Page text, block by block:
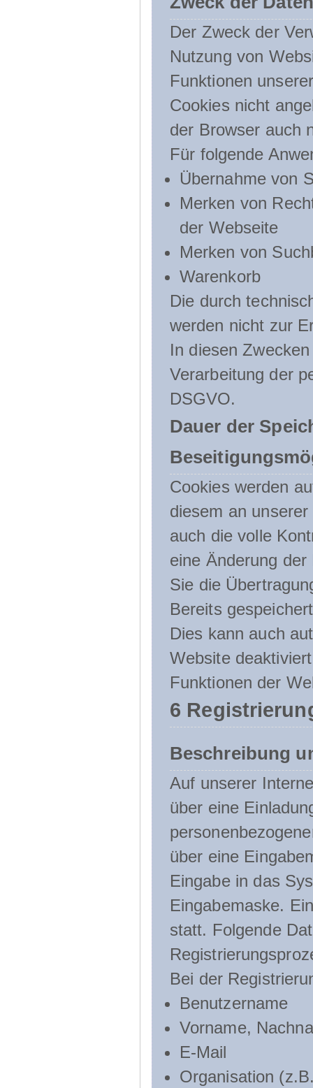
Der Zweck der
Nutzung von
Funktionen
Cookies nicht
der Browser auch
Für folgende
Übernahme von
Merken von
der Webseite
Merken von
Warenkorb
Die durch
werden nicht zur
In diesen
Verarbeitung der
DSGVO.
Dauer der
Cookies werden
diesem an
auch die volle
eine Änderung
Sie die
Bereits
Dies kann auch
Website
Funktionen der
6
Beschreibung
Auf unserer
über eine
über eine
Eingabe in das
Eingabemaske.
statt. Folgende
Bei der
Benutzername
Vorname,
E-Mail
Organisation